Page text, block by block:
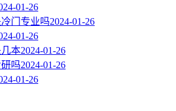
01-26
门专业吗2024-01-26
01-26
几本2024-01-26
吗2024-01-26
01-26